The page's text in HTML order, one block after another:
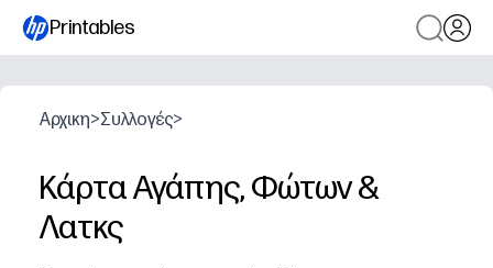
Printables
Αρχικη>Συλλογές>
Κάρτα Αγάπης, Φώτων &
Λατκς